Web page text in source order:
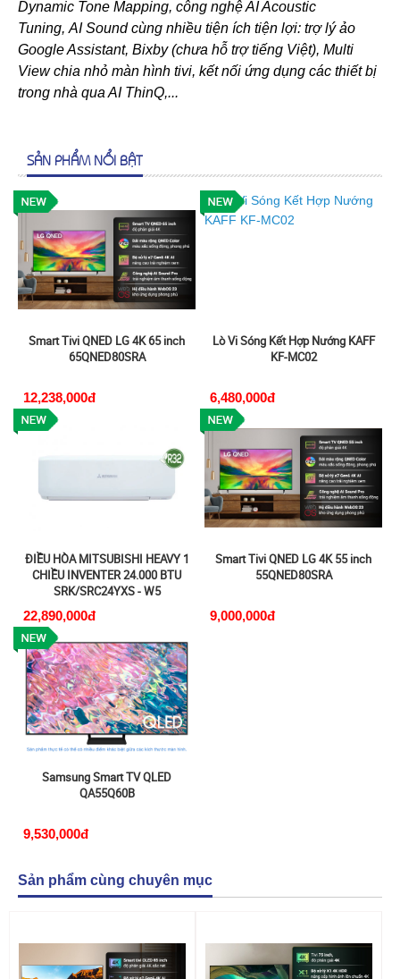
Dynamic Tone Mapping, công nghệ AI Acoustic
Tuning, AI Sound cùng nhiều tiện ích tiện lợi: trợ lý ảo
Google Assistant, Bixby (chưa hỗ trợ tiếng Việt), Multi
View chia nhỏ màn hình tivi, kết nối ứng dụng các thiết bị
trong nhà qua AI ThinQ,...
SẢN PHẨM NỔI BẬT
Smart Tivi QNED LG 4K 65 inch
65QNED80SRA
12,238,000đ
Lò Vi Sóng Kết Hợp Nướng KAFF
KF-MC02
6,480,000đ
ĐIỀU HÒA MITSUBISHI HEAVY 1
CHIỀU INVENTER 24.000 BTU
SRK/SRC24YXS - W5
22,890,000đ
Smart Tivi QNED LG 4K 55 inch
55QNED80SRA
9,000,000đ
Samsung Smart TV QLED
QA55Q60B
9,530,000đ
Sản phẩm cùng chuyên mục